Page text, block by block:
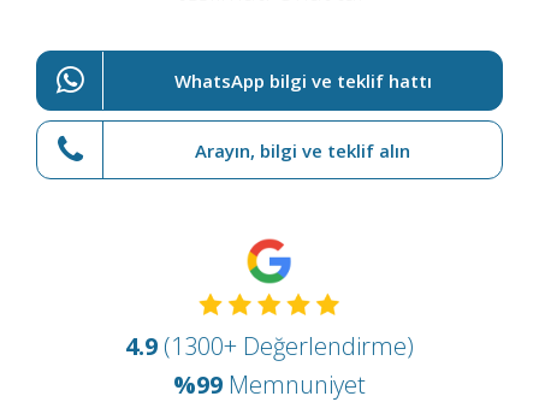
WhatsApp bilgi ve teklif hattı
Arayın, bilgi ve teklif alın
4.9 (1300+ Değerlendirme)
%99 Memnuniyet